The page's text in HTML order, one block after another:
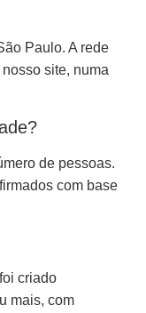
Paulo. A rede
site, numa
de pessoas.
com base
foi criado
mais, com